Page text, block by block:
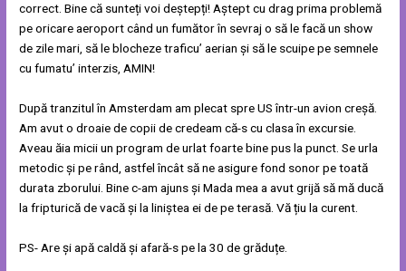
correct. Bine că sunteți voi deștepți! Aștept cu drag prima problemă
pe oricare aeroport când un fumător în sevraj o să le facă un show
de zile mari, să le blocheze traficu’ aerian și să le scuipe pe semnele
cu fumatu’ interzis, AMIN!
După tranzitul în Amsterdam am plecat spre US într-un avion creșă.
Am avut o droaie de copii de credeam că-s cu clasa în excursie.
Aveau ăia micii un program de urlat foarte bine pus la punct. Se urla
metodic și pe rând, astfel încât să ne asigure fond sonor pe toată
durata zborului. Bine c-am ajuns și Mada mea a avut grijă să mă ducă
la fripturică de vacă și la liniștea ei de pe terasă. Vă țiu la curent.
PS- Are și apă caldă și afară-s pe la 30 de grăduțe.